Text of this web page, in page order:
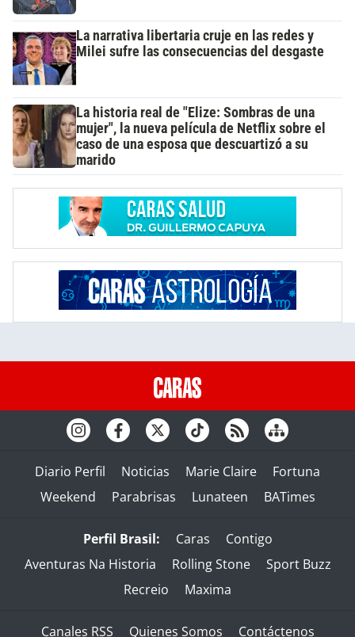
La narrativa libertaria cruje en las redes y
Milei sufre las consecuencias del desgaste
La historia real de "Elize: Sombras de una
mujer", la nueva película de Netflix sobre el
caso de una esposa que descuartizó a su
marido
Diario Perfil Noticias Marie Claire
Fortuna
Weekend
Parabrisas Lunateen BATimes
Perfil Brasil: Caras
Contigo
Aventuras Na Historia
Rolling Stone
Sport Buzz
Recreio
Maxima
Canales RSS Quienes Somos Contáctenos